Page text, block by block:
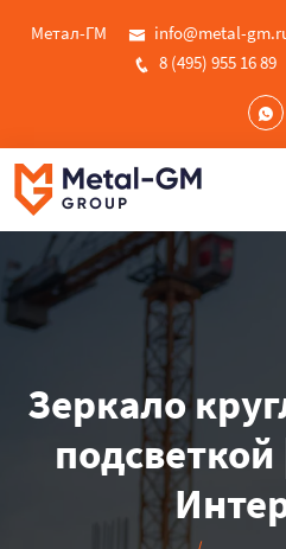
Метал-ГМ info@metal-
8 (495) 955 16 89
Зеркало